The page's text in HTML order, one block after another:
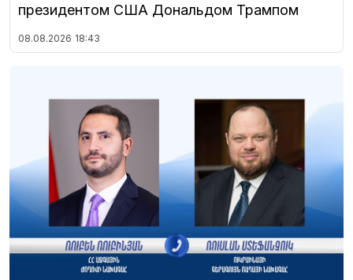
президентом США Дональдом Трампом
08.08.2026 18:43